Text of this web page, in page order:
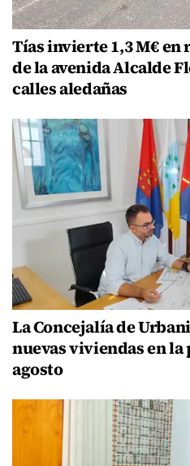
Tías invierte 1,3 M€
de la avenida Alcalde
calles aledañas
La Concejalía de
nuevas viviendas en
agosto